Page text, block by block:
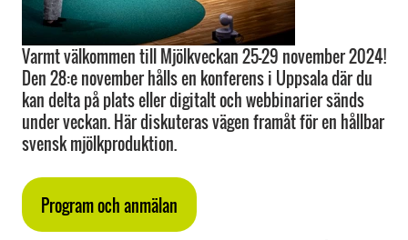
Varmt välkommen till Mjölkveckan 25–29 november 2024!
Den 28:e november hålls en konferens i Uppsala där du
kan delta på plats eller digitalt och webbinarier sänds
under veckan. Här diskuteras vägen framåt för en hållbar
svensk mjölkproduktion.
Program och anmälan